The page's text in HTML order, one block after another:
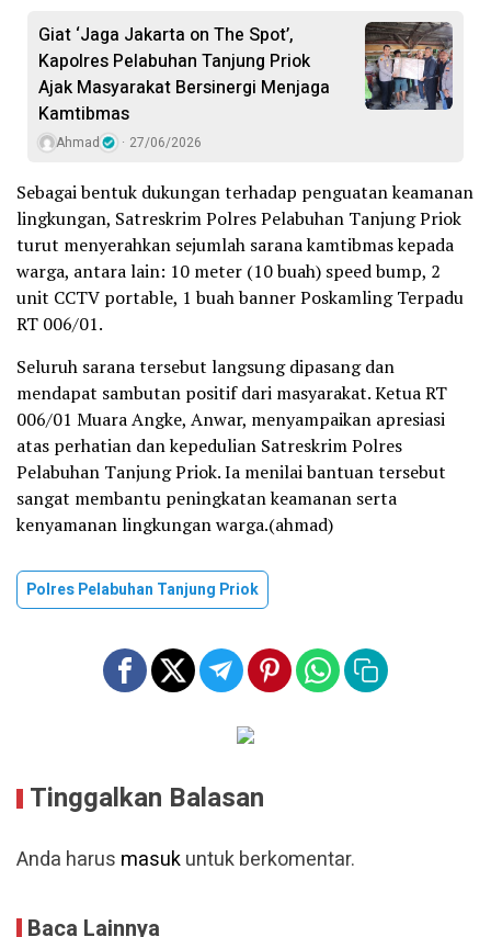
Giat ‘Jaga Jakarta on The Spot’,
Kapolres Pelabuhan Tanjung Priok
Ajak Masyarakat Bersinergi Menjaga
Kamtibmas
Ahmad 27/06/2026
Sebagai bentuk dukungan terhadap penguatan keamanan
lingkungan, Satreskrim Polres Pelabuhan Tanjung Priok
turut menyerahkan sejumlah sarana kamtibmas kepada
warga, antara lain: 10 meter (10 buah) speed bump, 2
unit CCTV portable, 1 buah banner Poskamling Terpadu
RT 006/01.
Seluruh sarana tersebut langsung dipasang dan
mendapat sambutan positif dari masyarakat. Ketua RT
006/01 Muara Angke, Anwar, menyampaikan apresiasi
atas perhatian dan kepedulian Satreskrim Polres
Pelabuhan Tanjung Priok. Ia menilai bantuan tersebut
sangat membantu peningkatan keamanan serta
kenyamanan lingkungan warga.(ahmad)
Polres Pelabuhan Tanjung Priok
Tinggalkan Balasan
Anda harus masukuntuk berkomentar.
Baca Lainnya